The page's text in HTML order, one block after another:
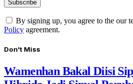
By signing up, you agree to the our
Policy agreement.
Don't Miss
Wamenhan Bakal Diisi